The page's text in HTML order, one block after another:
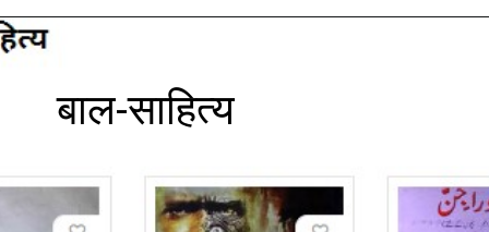
बाल-साहित्य